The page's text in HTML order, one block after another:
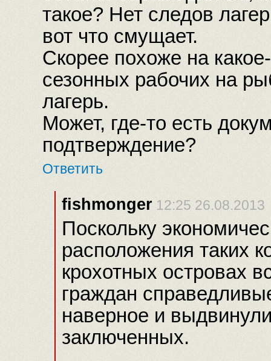
такое? Нет следов
вот что смущает.
Скорее похоже на
сезонных рабочих на
лагерь.
Может, где-то есть
подтверждение?
Ответить
fishmonger 12:25 26.08.2013
Поскольку
расположения таких
крохотных островах
граждан
наверное и
заключенных.